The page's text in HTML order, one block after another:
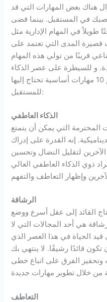
هناك بعض المهارات التي قد
في المستقبل. بينما قضى
طويلاً في المهام الإدارية مثل
قصيرة المدى التي تعتمد على
قريبًا من تولي هذه المهام
و للسيطرة على عصر الذكاء
الاصطناعي مثل الرئيس إليك أهم 10 مهارات أساسية تحتاج إليها
للمستقبل:
الذكاء العاطفي
المحترمة التي يمكن أن يتمتع
إنه القدرة على إدراك
لتقليل النضال وتحسين
ذوي الذكاء العاطفي العالي
الرشاقة
القائد إلى عقل أسرع ووضع
هي أحد المجالات التي لا
الحياة في هذا العصر الذي
قائدًا رشيقًا. لا ينتهي بك
به وتحفيز الفرق على اتباع خطى
التعاطف